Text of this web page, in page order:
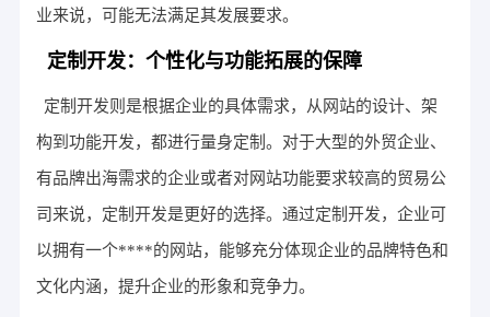
业来说，可能无法满足其发展要求。
定制开发：个性化与功能拓展的保障
定制开发则是根据企业的具体需求，从网站的设计、架
构到功能开发，都进行量身定制。对于大型的外贸企业、
有品牌出海需求的企业或者对网站功能要求较高的贸易公
司来说，定制开发是更好的选择。通过定制开发，企业可
以拥有一个****的网站，能够充分体现企业的品牌特色和
文化内涵，提升企业的形象和竞争力。